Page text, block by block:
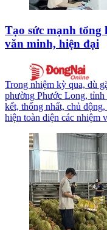
Tạo sức mạnh
văn minh, hiện đại
Trong nhiệm kỳ qua, dù
phường Phước Long,
kết, thống nhất, chủ
hiện toàn diện các nhiệm